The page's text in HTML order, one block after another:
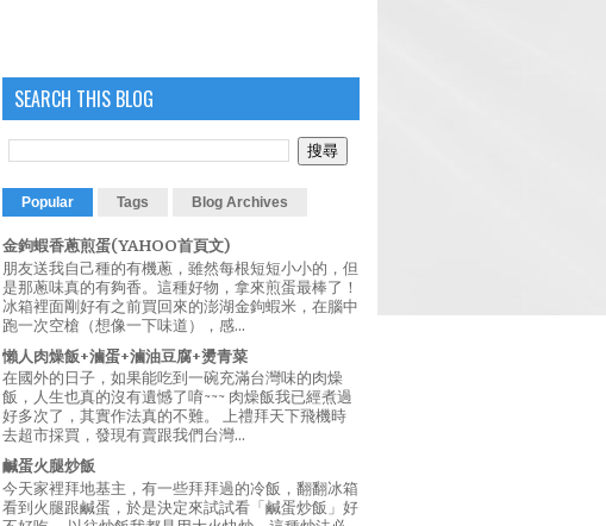
SEARCH THIS BLOG
Popular Tags Blog Archives
金鉤蝦香蔥煎蛋(YAHOO首頁文)
朋友送我自己種的有機蔥，雖然每根短短小小的，但
是那蔥味真的有夠香。這種好物，拿來煎蛋最棒了！
冰箱裡面剛好有之前買回來的澎湖金鉤蝦米，在腦中
跑一次空槍（想像一下味道），感...
懶人肉燥飯+滷蛋+滷油豆腐+燙青菜
在國外的日子，如果能吃到一碗充滿台灣味的肉燥
飯，人生也真的沒有遺憾了唷~~~ 肉燥飯我已經煮過
好多次了，其實作法真的不難。 上禮拜天下飛機時
去超市採買，發現有賣跟我們台灣...
鹹蛋火腿炒飯
今天家裡拜地基主，有一些拜拜過的冷飯，翻翻冰箱
看到火腿跟鹹蛋，於是決定來試試看「鹹蛋炒飯」好